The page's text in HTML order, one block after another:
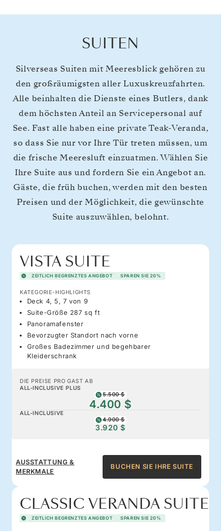
SUITEN
Silverseas Suiten mit Meeresblick gehören zu
den großräumigsten aller Luxuskreuzfahrten.
Alle beinhalten die Dienste eines Butlers, dank
dem höchsten Anteil an Servicepersonal auf
See. Fast alle haben eine private Teak-Veranda,
so dass Sie nur vor Ihre Tür treten müssen, um
die frische Meeresluft einzuatmen. Wählen Sie
Ihre Suite aus und fordern Sie ein Angebot an.
Gäste, die früh buchen, werden mit den besten
Preisen und der Möglichkeit, die gewünschte
Suite auszuwählen, belohnt.
VISTA SUITE
ZEITLICH BEGRENZTES ANGEBOT SPAREN SIE 20%
KATEGORIE-HIGHLIGHTS
Deck 4, 5, 7 von 9
Suite-Größe 287 sq ft
Panoramafenster
Bevorzugter Standort nach vorne
Großes Badezimmer und begehbarer
Kleiderschrank
DIE PREISE PRO GAST AB
ALL-INCLUSIVE PLUS
5.500 $
4.400 $
ALL-INCLUSIVE
4.900 $
3.920 $
AUSSTATTUNG &
MERKMALE
BUCHEN SIE IHRE SUITE
CLASSIC VERANDA SUITE
ZEITLICH BEGRENZTES ANGEBOT SPAREN SIE 20%